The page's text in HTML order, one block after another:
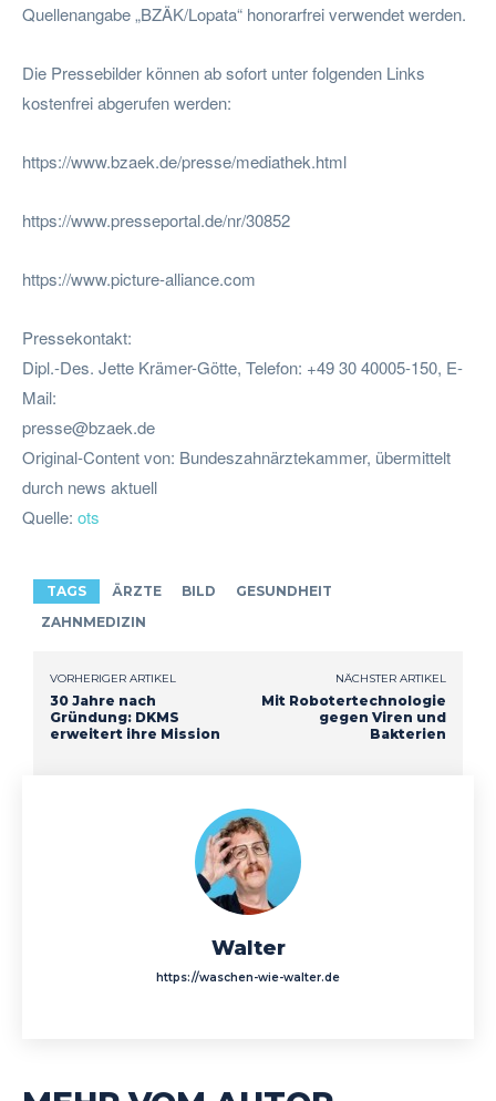
Quellenangabe „BZÄK/Lopata“ honorarfrei verwendet werden.
Die Pressebilder können ab sofort unter folgenden Links
kostenfrei abgerufen werden:
https://www.bzaek.de/presse/mediathek.html
https://www.presseportal.de/nr/30852
https://www.picture-alliance.com
Pressekontakt:
Dipl.-Des. Jette Krämer-Götte, Telefon: +49 30 40005-150, E-
Mail:
presse@bzaek.de
Original-Content von: Bundeszahnärztekammer, übermittelt
durch news aktuell
Quelle: ots
TAGS ÄRZTE BILD
GESUNDHEIT
ZAHNMEDIZIN
VORHERIGER ARTIKEL
30 Jahre nach
Gründung: DKMS
erweitert ihre Mission
NÄCHSTER ARTIKEL
Mit Robotertechnologie
gegen Viren und
Bakterien
Walter
https://waschen-wie-walter.de